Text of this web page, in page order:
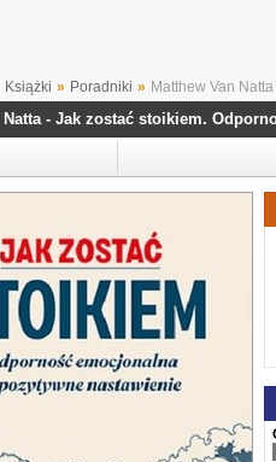
Książki » Poradniki » Matthew Van
Natta - Jak zostać stoikiem.